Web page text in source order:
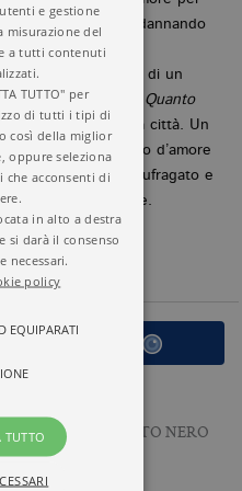
da tutti lo sta condannando
in Randagi, lo stile di un
e presente, Quanto
un secolo e di una città. Un
che è anche un atto d’amore
a galla chi è naufragato e
di splendore.
PAGINE
SPLENDE QUESTO NERO
AMERIGHI
e gestione
misurazione del
a tutti contenuti
TUTTO" per
di tutti i tipi di
così della miglior
oppure seleziona
acconsenti di
in alto a destra
si darà il consenso
necessari.
policy
EQUIPARATI
TUTTO